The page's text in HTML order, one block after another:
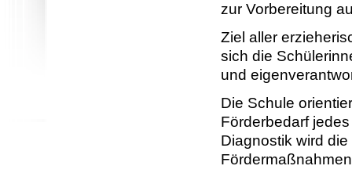
zur Vorbereitung
Ziel aller
sich die
und
Die Schule
Förderbedarf
Diagnostik wird